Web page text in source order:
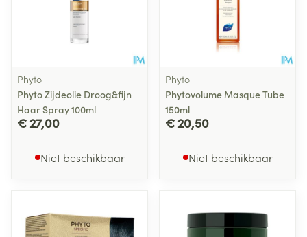
Phyto
Phyto Zijdeolie Droog&fijn
Haar Spray 100ml
€ 27,00
Niet beschikbaar
Phyto
Phytovolume Masque Tube
150ml
€ 20,50
Niet beschikbaar